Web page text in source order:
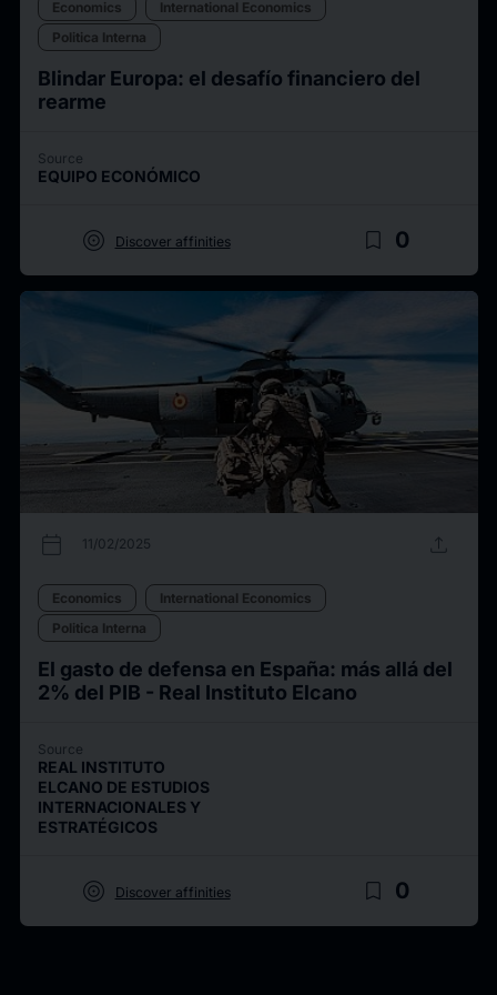
Economics
International Economics
Politica Interna
Blindar Europa: el desafío financiero del
rearme
Source
EQUIPO ECONÓMICO
target Discover affinities bookmark_border 0
calendar_today 11/02/2025 upload
Economics
International Economics
Politica Interna
El gasto de defensa en España: más allá del
2% del PIB - Real Instituto Elcano
Source
REAL INSTITUTO
ELCANO DE ESTUDIOS
INTERNACIONALES Y
ESTRATÉGICOS
target Discover affinities bookmark_border 0